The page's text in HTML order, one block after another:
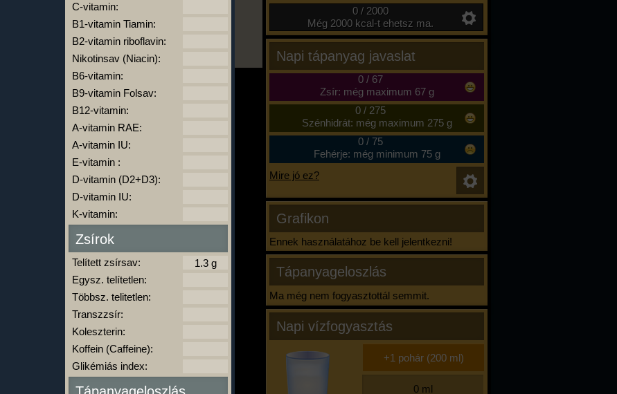
0 / 2000
Még 2000 kcal-t ehetsz ma.
Napi tápanyag javaslat
0/ 67
Zsír: még maximum 67 g
0/ 275
Szénhidrát: még maximum 275 g
0/ 75
Fehérje: még minimum 75 g
Mire jó ez?
Grafikon
Ennek használatához be kell jelentkezni!
Tápanyageloszlás
Ma még nem fogyasztottál semmit.
Napi vízfogyasztás
C-vitamin:
B1-vitamin Tiamin:
B2-vitamin riboflavin:
Nikotinsav (Niacin):
B6-vitamin:
B9-vitamin Folsav:
B12-vitamin:
A-vitamin RAE:
A-vitamin IU:
E-vitamin :
D-vitamin (D2+D3):
D-vitamin IU:
K-vitamin:
Zsírok
Telített zsírsav:
Egysz. telítetlen:
Többsz. telitetlen:
Transzzsír:
Koleszterin:
Koffein (Caffeine):
Glikémiás index: